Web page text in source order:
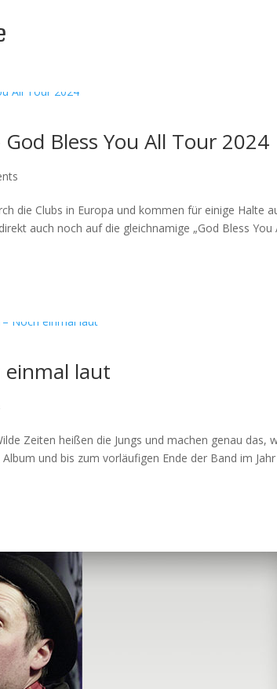
Bless You All Tour 2024
die Clubs in Europa und kommen für einige Halte
auch noch auf die gleichnamige „God Bless You
einmal laut
Zeiten heißen die Jungs und machen genau
und bis zum vorläufigen Ende der Band im